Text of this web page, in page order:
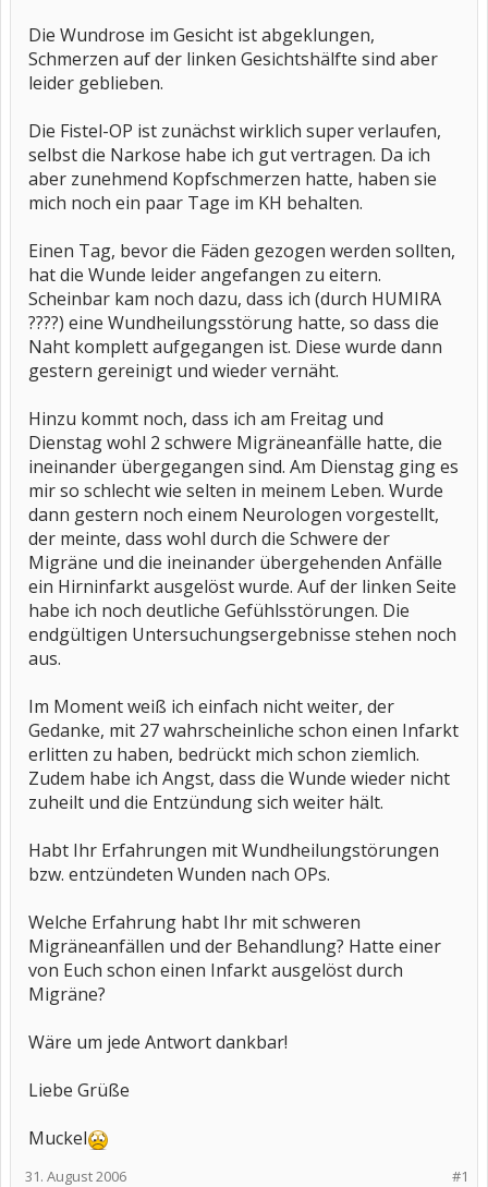
Die Wundrose im Gesicht ist abgeklungen,
Schmerzen auf der linken Gesichtshälfte sind aber
leider geblieben.
Die Fistel-OP ist zunächst wirklich super verlaufen,
selbst die Narkose habe ich gut vertragen. Da ich
aber zunehmend Kopfschmerzen hatte, haben sie
mich noch ein paar Tage im KH behalten.
Einen Tag, bevor die Fäden gezogen werden sollten,
hat die Wunde leider angefangen zu eitern.
Scheinbar kam noch dazu, dass ich (durch HUMIRA
????) eine Wundheilungsstörung hatte, so dass die
Naht komplett aufgegangen ist. Diese wurde dann
gestern gereinigt und wieder vernäht.
Hinzu kommt noch, dass ich am Freitag und
Dienstag wohl 2 schwere Migräneanfälle hatte, die
ineinander übergegangen sind. Am Dienstag ging es
mir so schlecht wie selten in meinem Leben. Wurde
dann gestern noch einem Neurologen vorgestellt,
der meinte, dass wohl durch die Schwere der
Migräne und die ineinander übergehenden Anfälle
ein Hirninfarkt ausgelöst wurde. Auf der linken Seite
habe ich noch deutliche Gefühlsstörungen. Die
endgültigen Untersuchungsergebnisse stehen noch
aus.
Im Moment weiß ich einfach nicht weiter, der
Gedanke, mit 27 wahrscheinliche schon einen Infarkt
erlitten zu haben, bedrückt mich schon ziemlich.
Zudem habe ich Angst, dass die Wunde wieder nicht
zuheilt und die Entzündung sich weiter hält.
Habt Ihr Erfahrungen mit Wundheilungstörungen
bzw. entzündeten Wunden nach OPs.
Welche Erfahrung habt Ihr mit schweren
Migräneanfällen und der Behandlung? Hatte einer
von Euch schon einen Infarkt ausgelöst durch
Migräne?
Wäre um jede Antwort dankbar!
Liebe Grüße
Muckel
#1
31. August 2006